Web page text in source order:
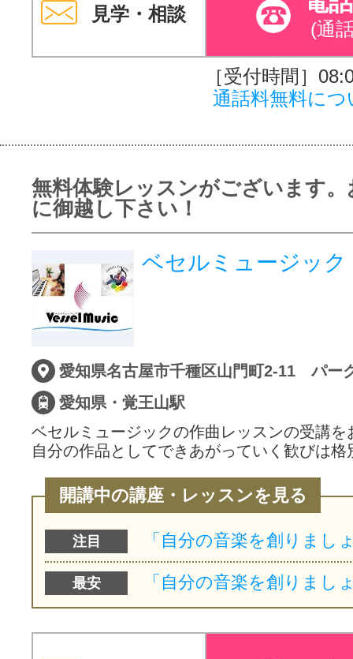
見学・相談
(通
［受付時間］
通話料無料につ
無料体験レッスンがございます。
に御越し下さい！
ベセルミュージック
愛知県・覚王山駅
ベセルミュージックの作曲レッスンの受講を
自分の作品としてできあがっていく歓びは
開講中の講座・レッスンを見る
注目
最安